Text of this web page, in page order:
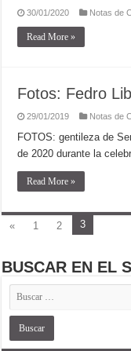
30/01/2020 Notas de
Read More »
Fotos: Fedro
29/01/2019 Notas de
FOTOS: gentileza de
de 2020 durante la
Read More »
« 1 2 3
BUSCAR EN EL